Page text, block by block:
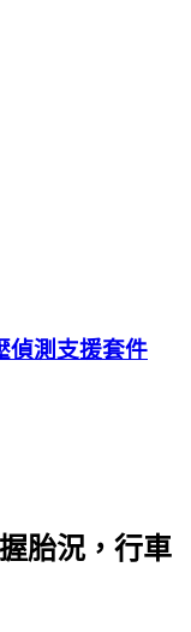
偵測支援套件
胎況，行車